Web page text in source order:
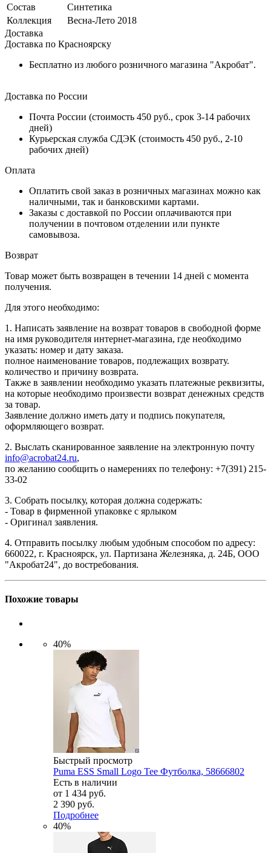
Состав
Синтетика
Коллекция
Весна-Лето 2018
Доставка
Доставка по Красноярску
Бесплатно из любого розничного магазина "Акробат".
Доставка по России
Почта России (стоимость 450 руб., срок 3-14 рабочих
дней)
Курьерская служба СДЭК (стоимость 450 руб., 2-10
рабочих дней)
Оплата
Оплатить свой заказ в розничных магазинах можно как
наличными, так и банковскими картами.
Заказы с доставкой по России оплачиваются при
получении в почтовом отделении или пункте
самовывоза.
Возврат
Товар может быть возвращен в течении 14 дней с момента
получения.
Для этого необходимо:
1. Написать заявление на возврат товаров в свободной форме
на имя руководителя интернет-магазина, где необходимо
указать: номер и дату заказа.
полное наименование товаров, подлежащих возврату.
количество и причину возврата.
Также в заявлении необходимо указать платежные реквизиты,
на которые необходимо произвести возврат денежных средств
за товар.
Заявление должно иметь дату и подпись покупателя,
оформляющего возврат.
2. Выслать сканированное заявление на электронную почту
info@acrobat24.ru,
по желанию сообщить о намерениях по телефону: +7(391) 215-
33-02
3. Собрать посылку, которая должна содержать:
- Товар в фирменной упаковке с ярлыком
- Оригинал заявления.
4. Отправить посылку любым удобным способом по адресу:
660022, г. Красноярск, ул. Партизана Железняка, д. 24Б, ООО
"Акробат24", до востребования.
Похожие товары
40%
Быстрый просмотр
Puma ESS Small Logo Tee Футболка, 58666802
Есть в наличии
от 1 434 руб.
2 390 руб.
Подробнее
40%